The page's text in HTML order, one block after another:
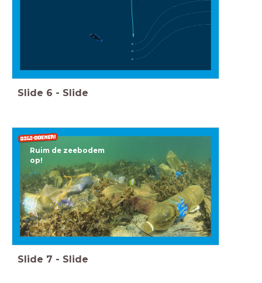
Slide 6 - Slide
Ruim de zeebodem
op!
Slide 7 - Slide